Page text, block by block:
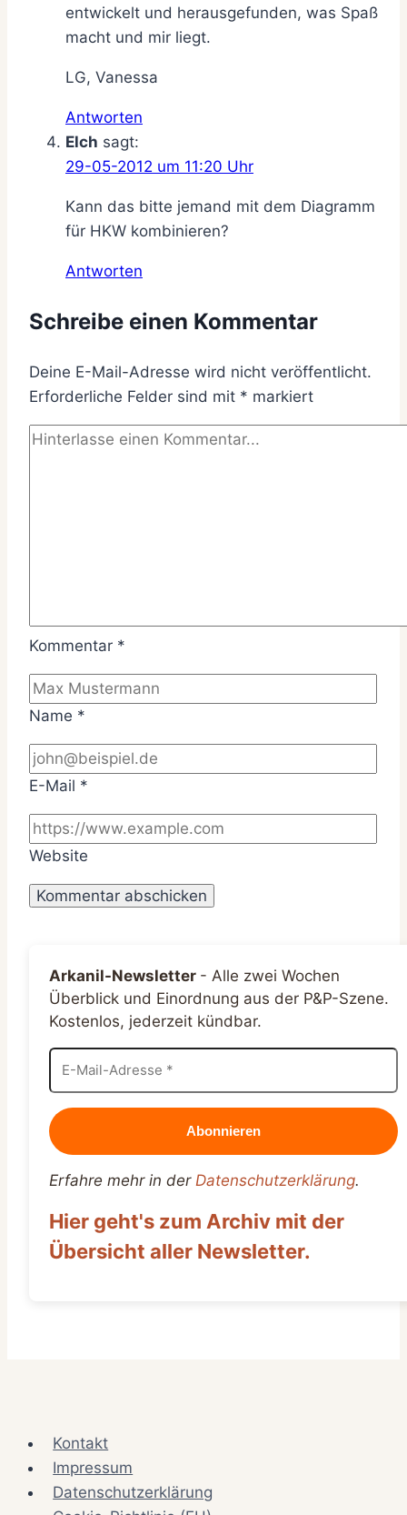
entwickelt und herausgefunden, was Spaß
macht und mir liegt.
LG, Vanessa
Antworten
Elch sagt:
29-05-2012 um 11:20 Uhr
Kann das bitte jemand mit dem Diagramm
für HKW kombinieren?
Antworten
Schreibe einen Kommentar
Deine E-Mail-Adresse wird nicht veröffentlicht.
Erforderliche Felder sind mit * markiert
Kommentar *
Name *
E-Mail *
Website
Arkanil-Newsletter - Alle zwei Wochen
Überblick und Einordnung aus der P&P-Szene.
Kostenlos, jederzeit kündbar.
Erfahre mehr in der Datenschutzerklärung.
Hier geht's zum Archiv mit der
Übersicht aller Newsletter.
Kontakt
Impressum
Datenschutzerklärung